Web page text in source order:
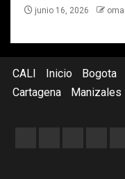
junio 16, 2026
CALI Inicio Bogota
Cartagena
Manizales